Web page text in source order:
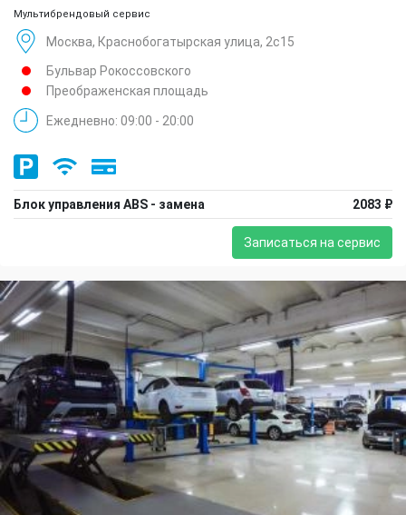
Мультибрендовый сервис
Москва, Краснобогатырская улица, 2с15
Бульвар Рокоссовского
Преображенская площадь
Ежедневно: 09:00 - 20:00
Блок управления ABS - замена 2083 ₽
Записаться на сервис